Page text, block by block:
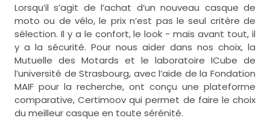
Lorsqu’il s’agit de l’achat d’un nouveau casque de
moto ou de vélo, le prix n’est pas le seul critère de
sélection. Il y a le confort, le look - mais avant tout, il
y a la sécurité. Pour nous aider dans nos choix, la
Mutuelle des Motards et le laboratoire ICube de
l’université de Strasbourg, avec l’aide de la Fondation
MAIF pour la recherche, ont conçu une plateforme
comparative, Certimoov qui permet de faire le choix
du meilleur casque en toute sérénité.